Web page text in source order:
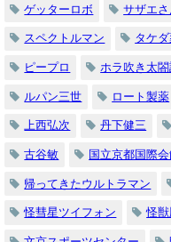
ゲッターロボ サザエさ
スペクトルマン タケ
ピープロ ホラ吹き太
ルパン三世 ロート製薬
上西弘次 丹下健三
古谷敏 国立京都国際
帰ってきたウルトラマン
怪彗星ツイフォン 怪獣